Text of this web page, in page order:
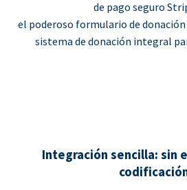
de pago seguro
el poderoso formulario de donación
sistema de donación integral
Integración sencilla: sin